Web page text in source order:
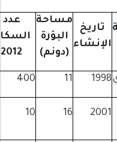
مساحة
البؤرة
(دونم)
عدد
السكان
2012
11
400
16
10